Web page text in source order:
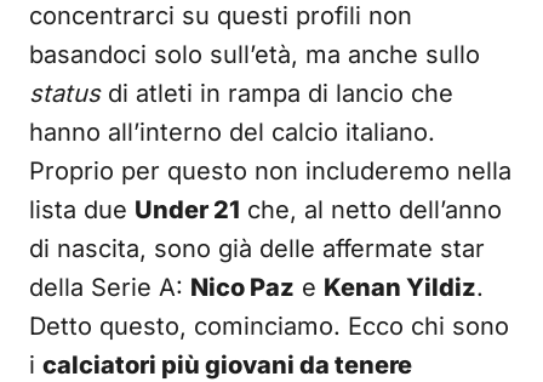
concentrarci su questi profili non
basandoci solo sull’età, ma anche sullo
statusdi atleti in rampa di lancio che
hanno all’interno del calcio italiano.
Proprio per questo non includeremo nella
lista due Under 21 che, al netto dell’anno
di nascita, sono già delle affermate star
della Serie A: Nico Paz e Kenan Yildiz.
Detto questo, cominciamo. Ecco chi sono
i calciatori più giovani da tenere